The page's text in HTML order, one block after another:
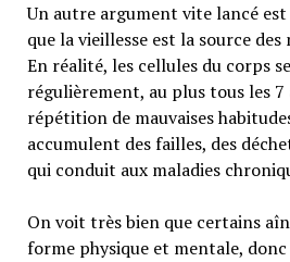
Un autre argument vite lancé
que la vieillesse est la source
En réalité, les cellules du corps
régulièrement, au plus tous les 7
répétition de mauvaises
accumulent des failles, des
qui conduit aux maladies
On voit très bien que certains
forme physique et mentale, donc